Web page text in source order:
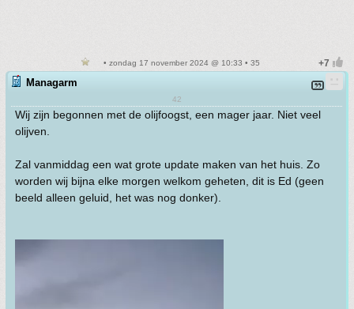
• zondag 17 november 2024 @ 10:33 • 35
Managarm
42
Wij zijn begonnen met de olijfoogst, een mager jaar. Niet veel
olijven.
Zal vanmiddag een wat grote update maken van het huis. Zo
worden wij bijna elke morgen welkom geheten, dit is Ed (geen
beeld alleen geluid, het was nog donker).